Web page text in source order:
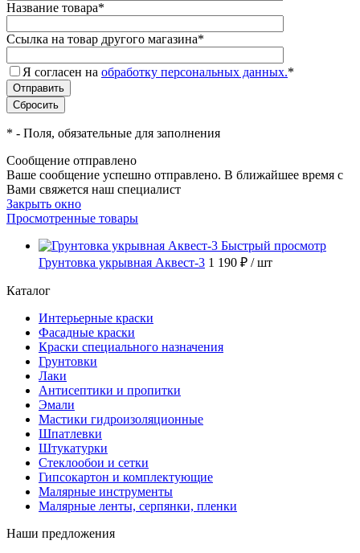
Название товара*
Ссылка на товар другого магазина*
Я согласен на обработку персональных данных.*
* - Поля, обязательные для заполнения
Сообщение отправлено
Ваше сообщение успешно отправлено. В ближайшее время с
Вами свяжется наш специалист
Закрыть окно
Просмотренные товары
Быстрый просмотр
Грунтовка укрывная Аквест-3 1 190 ₽ / шт
Каталог
Интерьерные краски
Фасадные краски
Краски специального назначения
Грунтовки
Лаки
Антисептики и пропитки
Эмали
Мастики гидроизоляционные
Шпатлевки
Штукатурки
Стеклообои и сетки
Гипсокартон и комплектующие
Малярные инструменты
Малярные ленты, серпянки, пленки
Наши предложения